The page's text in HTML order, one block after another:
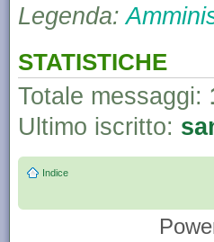
Legenda:
STATISTICHE
Totale messaggi:
Ultimo iscritto:
Indice